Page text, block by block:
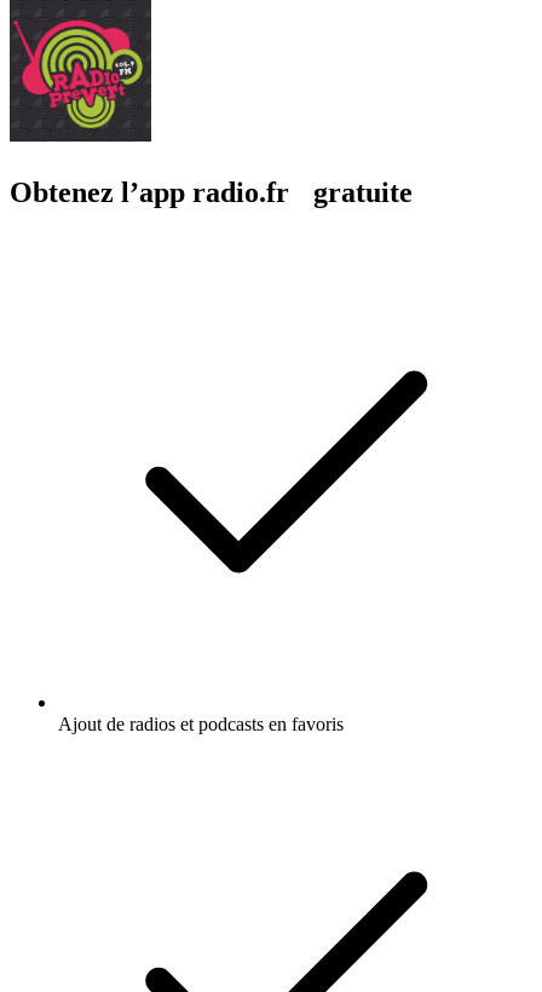
Obtenez l’app radio.fr gratuite
Ajout de radios et podcasts en favoris